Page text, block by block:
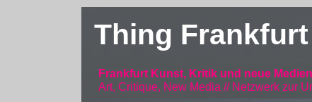
Thing
Frankfurt Kunst, Kritik und neue Medien
Art, Critique, New Media // Netzwerk zur